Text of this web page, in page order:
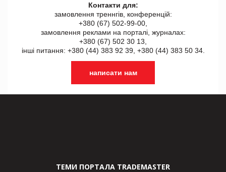
Контакти для:
замовлення треннгів, конференцій:
+380 (67) 502-99-00,
замовлення реклами на порталі, журналах:
+380 (67) 502 30 13,
інші питання: +380 (44) 383 92 39, +380 (44) 383 50 34.
написати нам
ТЕМИ ПОРТАЛА TRADEMASTER